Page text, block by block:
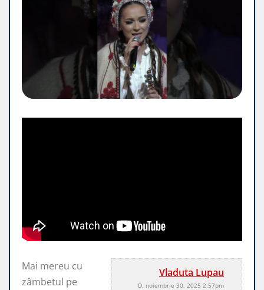
Vladuta Lupau
D, noiembrie 30, 2025 2:57pm
Mai mereu cu
zâmbetul pe